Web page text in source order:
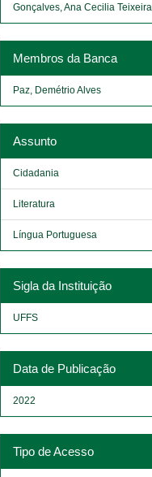
Gonçalves, Ana Cecilia Teixeira
Membros da Banca
Paz, Demétrio Alves
Assunto
Cidadania
Literatura
Língua Portuguesa
Sigla da Instituição
UFFS
Data de Publicação
2022
Tipo de Acesso